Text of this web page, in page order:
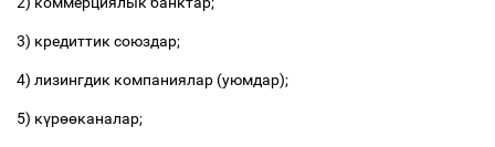
3) кредиттик союздар;
4) лизингдик компаниялар (уюмдар);
5) күрөөканалар;